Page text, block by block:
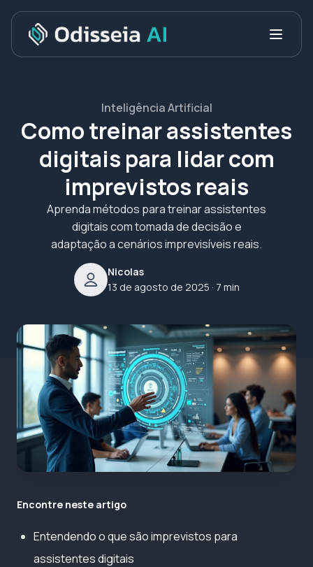
Inteligência Artificial
Como treinar assistentes
digitais para lidar com
imprevistos reais
Aprenda métodos para treinar assistentes
digitais com tomada de decisão e
adaptação a cenários imprevisíveis reais.
Nicolas
13 de agosto de 2025 · 7 min
Encontre neste artigo
Entendendo o que são imprevistos para
assistentes digitais